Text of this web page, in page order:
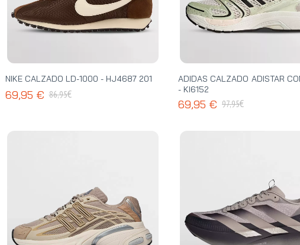
NIKE CALZADO LD-1000 - HJ4687 201
69,95 € 86,95€
ADIDAS CALZADO ADISTAR
- KI6152
69,95 € 97,95€